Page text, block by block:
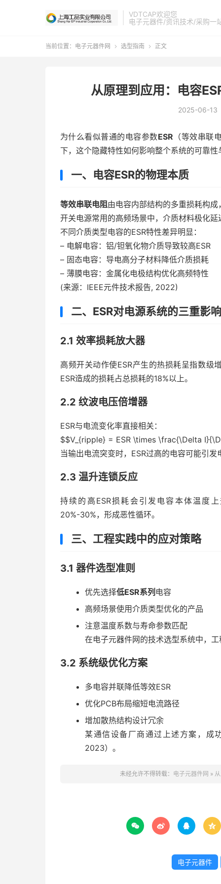
VDTCAP欢迎您
电子元器件/资讯技术/采购一
当前位置： 电子元器件网  选型指南  正文
从原理到应用：电容
2025-06-13
为什么看似普通的电容参数ESR （等效串联
下，这个隐藏特性如何影响整个系统的可靠性
一、电容ESR的物理本质
等效串联电阻由电容内部结构的多重损耗构
开关电源常用的高频场景中，介质材料极化
不同介质类型电容的ESR特性差异明显：
– 电解电容：铝/钽氧化物介质导致较高ESR
– 固态电容：导电高分子材料降低介质损耗
– 薄膜电容：金属化电极结构优化高频特性
(来源：IEEE元件技术报告, 2022)
二、ESR对电源系统的三重影响
2.1 效率损耗放大器
高频开关动作使ESR产生的热损耗呈指数
ESR造成的损耗占总损耗的18%以上。
2.2 纹波电压倍增器
ESR与电流变化率直接相关：
$$V_{ripple} = ESR \times \frac{\Delta
当输出电流突变时，ESR过高的电容可能引
2.3 温升连锁反应
持续的高ESR损耗会引发电容本体温度
20%-30%，形成恶性循环。
三、工程实践中的应对策略
3.1 器件选型准则
优先选择低ESR系列 电容
高频场景使用介质类型优化的产品
注意温度系数与寿命参数匹配
在电子元器件网的技术选型系统中，
3.2 系统级优化方案
多电容并联降低等效ESR
优化PCB布局缩短电流路径
增加散热结构设计冗余
某通信设备厂商通过上述方案，成
2023）。
未经允许不得转载： 电子元器件网 »
   
电子元器件